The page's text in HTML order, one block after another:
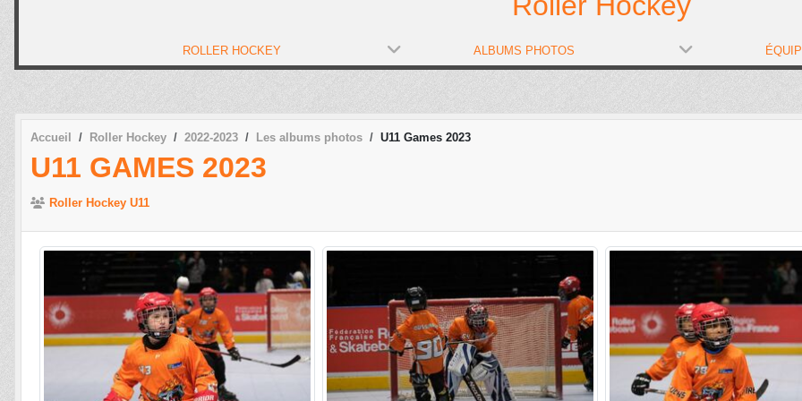
ROLLER HOCKEY ALBUMS PHOTOS
Accueil Roller Hockey 2022-2023 Les albums photos U11 Games 2023
U11 GAMES 2023
Roller Hockey U11